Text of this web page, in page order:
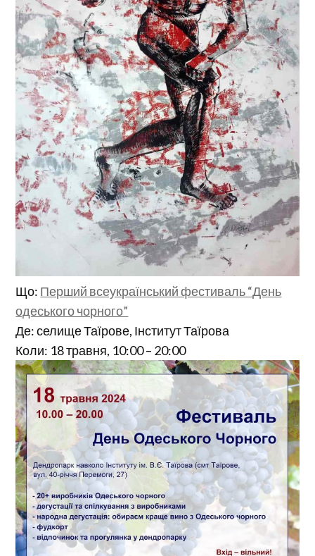
Що: Перший всеукраїнський фестиваль “День
одеського чорного”
Де: селище Таїрове, Інститут Таїрова
Коли: 18 травня, 10:00 – 20:00